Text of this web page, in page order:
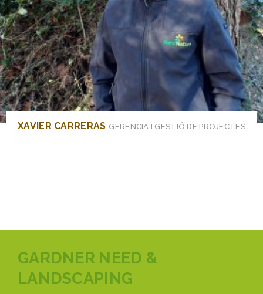
XAVIER CARRERAS GERÈNCIA I GESTIÓ DE PROJECTES
GARDNER NEED &
LANDSCAPING